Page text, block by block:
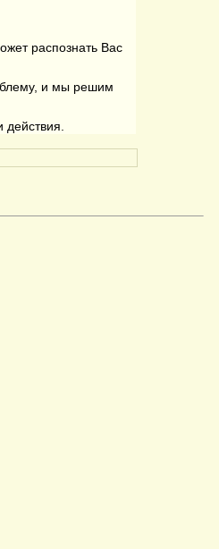
распознать Вас
и мы решим